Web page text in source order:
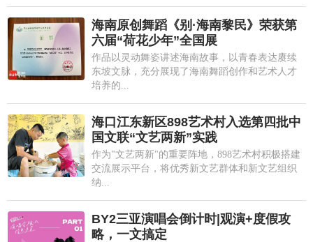
海南原创舞蹈《别·海南黎民》荣获第
六届“荷花少年”全国展
作品以灵动舞姿讲述海南故事，以青春表达赓续
东坡文脉，充分展现了海南舞蹈创作和艺术人才
培养的...
海口江东新区898艺术村入选第四批中
国文联“文艺两新”实践
作为"文艺两新"的重要阵地，898艺术村积极搭建
交流展示平台，将优秀新文艺群体和新文艺组织
纳...
BY2三亚演唱会倒计时|观演+度假攻
略，一文搞定